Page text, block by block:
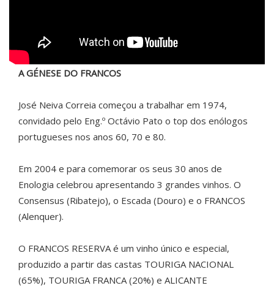
A GÉNESE DO FRANCOS
José Neiva Correia começou a trabalhar em 1974,
convidado pelo Eng.º Octávio Pato o top dos enólogos
portugueses nos anos 60, 70 e 80.
Em 2004 e para comemorar os seus 30 anos de
Enologia celebrou apresentando 3 grandes vinhos. O
Consensus (Ribatejo), o Escada (Douro) e o FRANCOS
(Alenquer).
O FRANCOS RESERVA é um vinho único e especial,
produzido a partir das castas TOURIGA NACIONAL
(65%), TOURIGA FRANCA (20%) e ALICANTE